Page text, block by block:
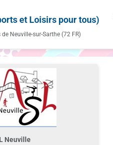
et Loisirs pour tous)
Neuville-sur-Sarthe (72 FR)
Neuville